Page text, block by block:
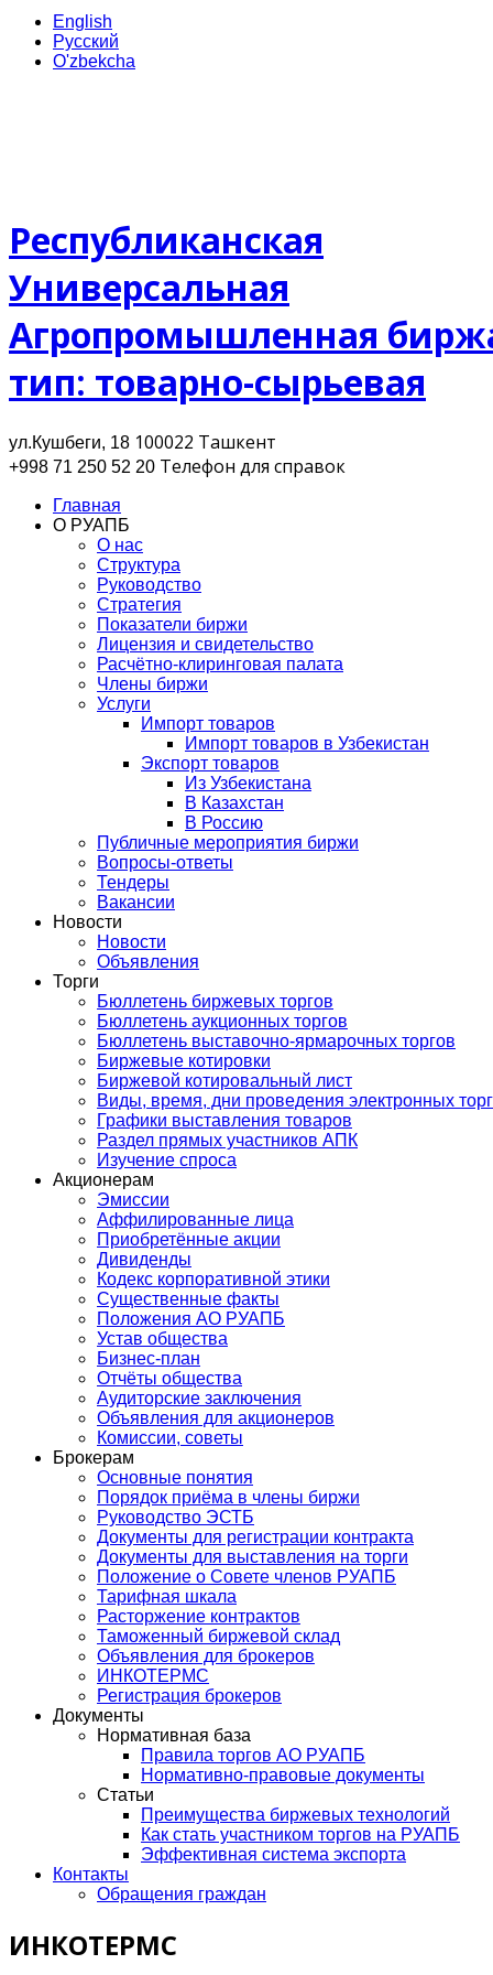
English
Русский
O'zbekcha
Республиканская
Универсальная
Агропромышленная
тип: товарно-сырьевая
ул.Кушбеги, 18 100022 Ташкент
+998 71 250 52 20 Телефон для cправок
Главная
О РУАПБ
О нас
Структура
Руководство
Стратегия
Показатели биржи
Лицензия и свидетельство
Расчётно-клиринговая палата
Члены биржи
Услуги
Импорт товаров
Импорт товаров в Узбекистан
Экспорт товаров
Из Узбекистана
В Казахстан
В Россию
Публичные мероприятия биржи
Вопросы-ответы
Тендеры
Вакансии
Новости
Новости
Объявления
Торги
Бюллетень биржевых торгов
Бюллетень аукционных торгов
Бюллетень выставочно-ярмарочных торгов
Биржевые котировки
Биржевой котировальный лист
Виды, время, дни проведения электронных
Графики выставления товаров
Раздел прямых участников АПК
Изучение спроса
Акционерам
Эмиссии
Аффилированные лица
Приобретённые акции
Дивиденды
Кодекс корпоративной этики
Существенные факты
Положения АО РУАПБ
Устав общества
Бизнес-план
Отчёты общества
Аудиторские заключения
Объявления для акционеров
Комиссии, советы
Брокерам
Основные понятия
Порядок приёма в члены биржи
Руководство ЭСТБ
Документы для регистрации контракта
Документы для выставления на торги
Положение о Совете членов РУАПБ
Тарифная шкала
Расторжение контрактов
Таможенный биржевой склад
Объявления для брокеров
ИНКОТЕРМС
Регистрация брокеров
Документы
Нормативная база
Правила торгов АО РУАПБ
Нормативно-правовые документы
Статьи
Преимущества биржевых технологий
Как стать участником торгов на РУАПБ
Эффективная система экспорта
Контакты
Обращения граждан
ИНКОТЕРМС